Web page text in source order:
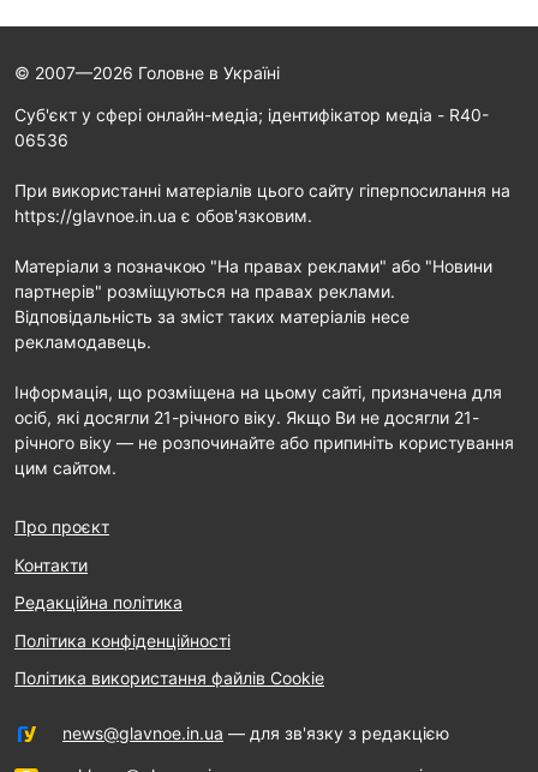
© 2007—2026 Головне в Україні
Cуб'єкт у сфері онлайн-медіа; ідентифікатор медіа - R40-
06536
При використанні матеріалів цього сайту гіперпосилання на
https://glavnoe.in.ua є обов'язковим.
Матеріали з позначкою "На правах реклами" або "Новини
партнерів" розміщуються на правах реклами.
Відповідальність за зміст таких матеріалів несе
рекламодавець.
Інформація, що розміщена на цьому сайті, призначена для
осіб, які досягли 21-річного віку. Якщо Ви не досягли 21-
річного віку — не розпочинайте або припиніть користування
цим сайтом.
Про проєкт
Контакти
Редакційна політика
Політика конфіденційності
Політика використання файлів Cookie
news@glavnoe.in.ua — для зв'язку з редакцією